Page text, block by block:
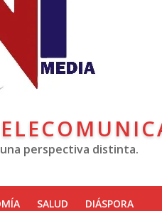
perspectiva distinta.
SALUD DIÁSPORA